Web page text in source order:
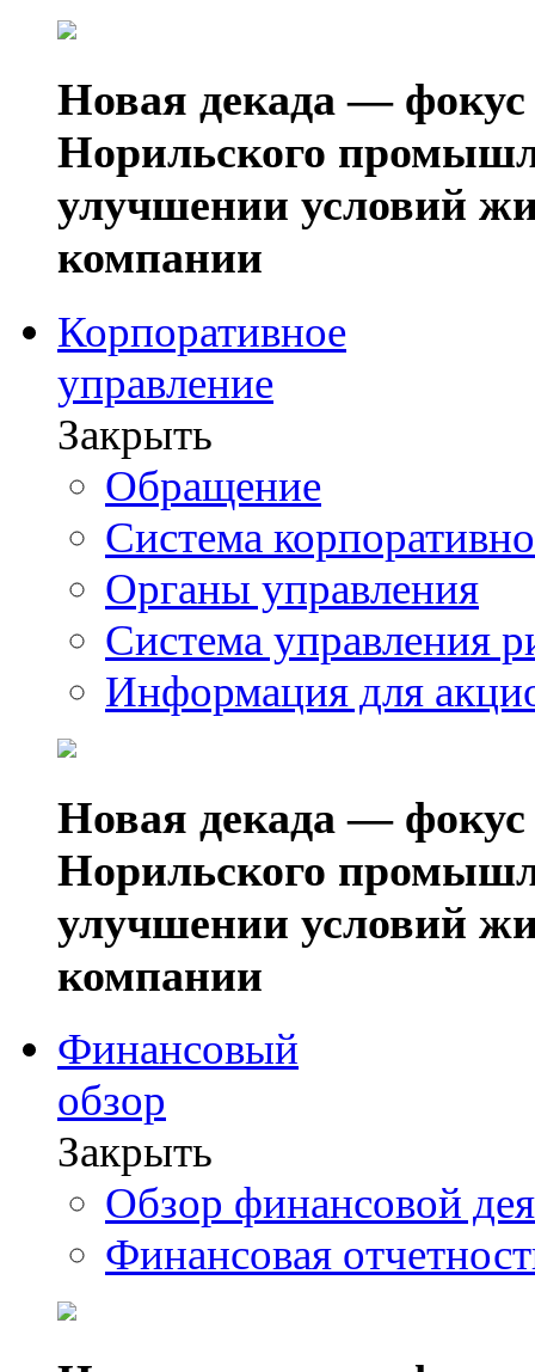
Новая декада — фокус
Норильского
улучшении условий
компании
Корпоративное
управление
Закрыть
Обращение
Система
Органы управления
Система управления
Информация для
Новая декада — фокус
Норильского
улучшении условий
компании
Финансовый
обзор
Закрыть
Обзор финансовой
Финансовая